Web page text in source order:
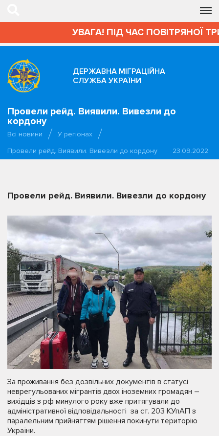
УВАГА! ПІД ЧАС ПОВІТРЯНОЇ
ДЕРЖАВНА МІГРАЦІЙНА
СЛУЖБА УКРАЇНИ
Провели рейд. Виявили. Вивезли до
кордону
Всі новини
У регіонах
Провели рейд. Виявили. Вивезли до кордону
23.09.2022
Провели рейд. Виявили. Вивезли до кордону
За проживання без дозвільних документів в статусі
неврегульованих мігрантів двох іноземних громадян –
вихідців з рф минулого року вже притягували до
адміністративної відповідальності за ст. 203 КУпАП з
паралельним прийняттям рішення покинути територію
України.